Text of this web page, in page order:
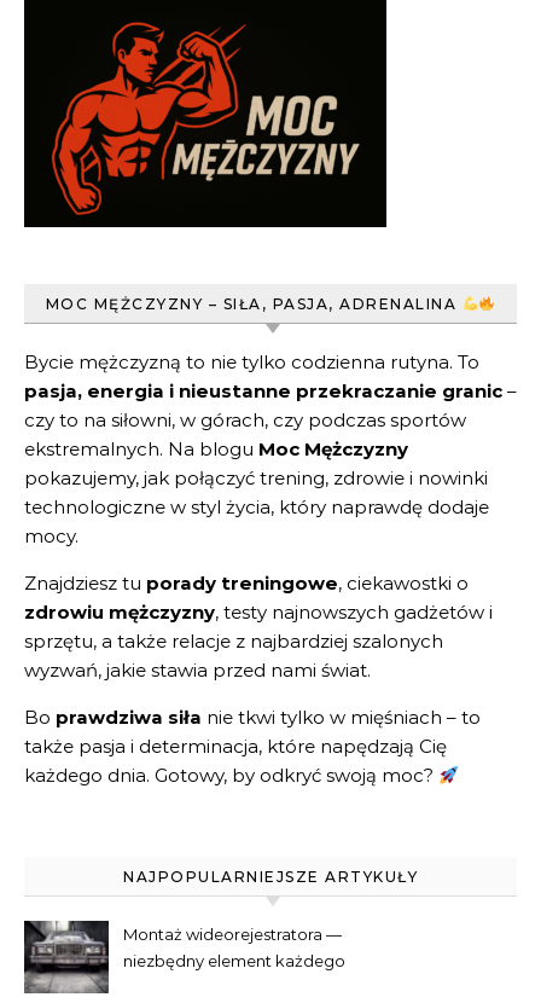
MOC MĘŻCZYZNY – SIŁA, PASJA, ADRENALINA
Bycie mężczyzną to nie tylko codzienna rutyna. To
pasja, energia i nieustanne przekraczanie granic –
czy to na siłowni, w górach, czy podczas sportów
ekstremalnych. Na blogu Moc Mężczyzny
pokazujemy, jak połączyć trening, zdrowie i nowinki
technologiczne w styl życia, który naprawdę dodaje
mocy.
Znajdziesz tu porady treningowe, ciekawostki o
zdrowiu mężczyzny, testy najnowszych gadżetów i
sprzętu, a także relacje z najbardziej szalonych
wyzwań, jakie stawia przed nami świat.
Bo prawdziwa siła nie tkwi tylko w mięśniach – to
także pasja i determinacja, które napędzają Cię
każdego dnia. Gotowy, by odkryć swoją moc?
NAJPOPULARNIEJSZE ARTYKUŁY
Montaż wideorejestratora —
niezbędny element każdego